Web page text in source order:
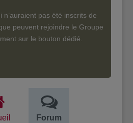
n’auraient pas été inscrits de
peuvent rejoindre le Groupe
sur le bouton dédié.
Forum